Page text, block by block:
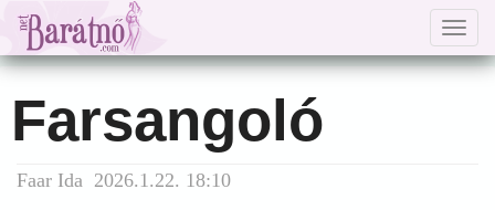
Farsangoló
Faar Ida 2026.1.22. 18:10